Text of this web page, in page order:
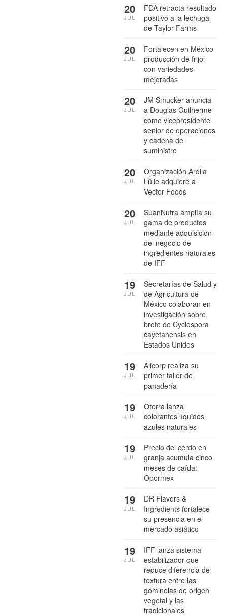
FDA retracta resultado
positivo a la lechuga
de Taylor Farms
20
JUL
Fortalecen en México
producción de frijol
con variedades
mejoradas
20
JUL
JM Smucker anuncia
a Douglas Guilherme
como vicepresidente
senior de operaciones
y cadena de
suministro
20
JUL
Organización Ardila
Lülle adquiere a
Vector Foods
20
JUL
SuanNutra amplía su
gama de productos
mediante adquisición
del negocio de
ingredientes naturales
de IFF
20
JUL
Secretarías de Salud y
de Agricultura de
México colaboran en
investigación sobre
brote de Cyclospora
cayetanensis en
Estados Unidos
19
JUL
Alicorp realiza su
primer taller de
panadería
19
JUL
Oterra lanza
colorantes líquidos
azules naturales
19
JUL
Precio del cerdo en
granja acumula cinco
meses de caída:
Opormex
19
JUL
DR Flavors &
Ingredients fortalece
su presencia en el
mercado asiático
19
JUL
IFF lanza sistema
estabilizador que
reduce diferencia de
textura entre las
gominolas de origen
vegetal y las
tradicionales
19
JUL